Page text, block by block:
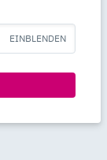
EINBLENDEN